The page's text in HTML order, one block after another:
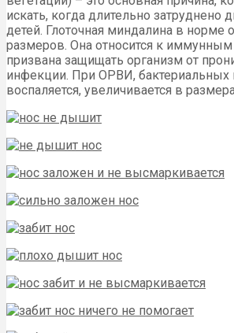
искать, когда длительно затруднено
детей. Глоточная миндалина в норме
размеров. Она относится к иммунным
призвана защищать организм от
инфекции. При ОРВИ, бактериальных
воспаляется, увеличивается в